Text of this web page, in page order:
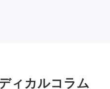
ィカルコラム